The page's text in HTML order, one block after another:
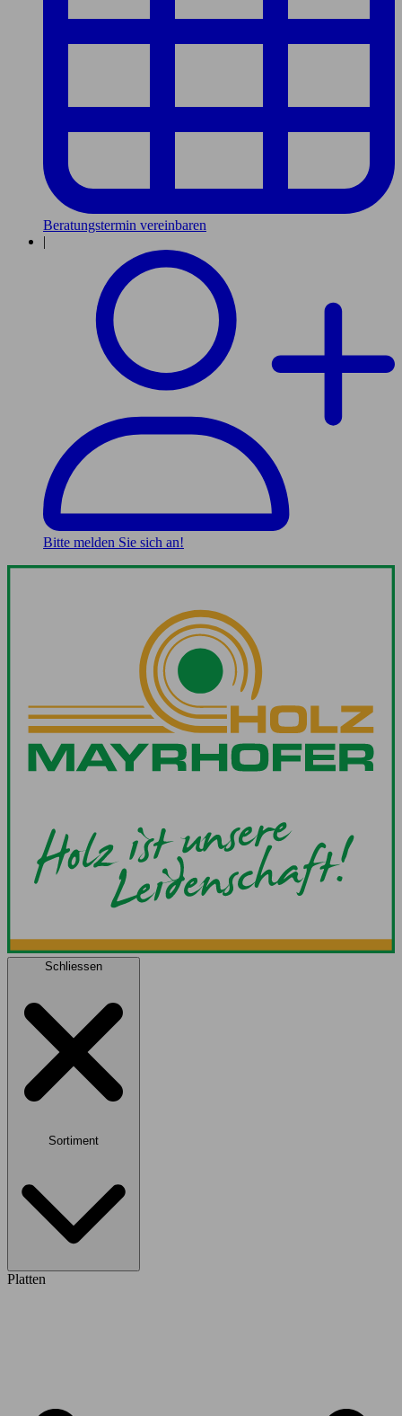
Beratungstermin vereinbaren
|
Bitte melden Sie sich an!
Schliessen
Sortiment
Platten